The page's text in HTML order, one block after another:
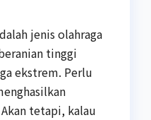
jenis olahraga
tinggi
ekstrem. Perlu
tetapi, kalau